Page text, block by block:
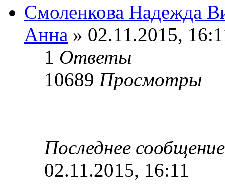
Смоленкова Надежда
Анна » 02.11.2015,
1 Ответы
10689 Просмотры
Последнее
02.11.2015, 16:11